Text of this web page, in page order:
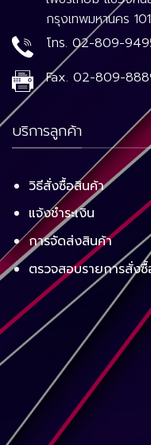
กรุงเทพมหานคร
โทร. 02-809-
Fax. 02-809-
บริการลูกค้า
วิธีสั่งซื้อสินค้า
แจ้งชำระเงิน
การจัดส่งสินค้า
ตรวจสอบรายการสั่งซื้